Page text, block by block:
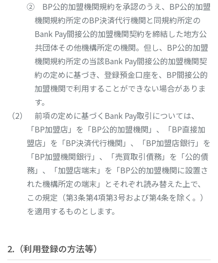
② BP公的加盟機関規約を承認のうえ、BP公的加盟
機関規約所定のBP決済代行機関と同規約所定の
Bank Pay間接公的加盟機関契約を締結した地方公
共団体その他機構所定の機関。但し、BP公的加盟
機関規約所定の当該Bank Pay間接公的加盟機関契
約の定めに基づき、登録預金口座を、BP間接公的
加盟機関で利用することができない場合がありま
す。
前項の定めに基づくBank Pay取引については、
「BP加盟店」を「BP公的加盟機関」、「BP直接加
盟店」を「BP決済代行機関」、「BP加盟店銀行」を
「BP加盟機関銀行」、「売買取引債務」を「公的債
務」、「加盟店端末」を「BP公的加盟機関に設置さ
れた機構所定の端末」とそれぞれ読み替えた上で、
この規定（第3条第4項第3号および第4条を除く。）
を適用するものとします。
2.（利用登録の方法等）